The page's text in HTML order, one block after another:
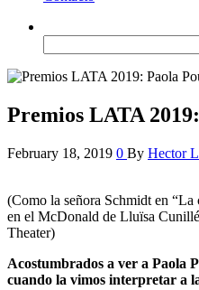
for:
Premios LATA
February 18, 2019 0 By Hector
(Como la señora Schmidt en “La
en el McDonald de Lluïsa
Theater)
Acostumbrados a ver a Paola
cuando la vimos interpretar a